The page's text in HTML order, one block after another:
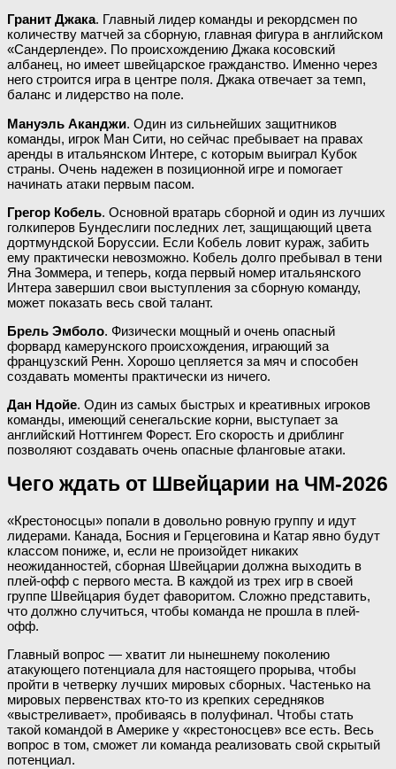
Гранит Джака. Главный лидер команды и рекордсмен по
количеству матчей за сборную, главная фигура в английском
«Сандерленде». По происхождению Джака косовский
албанец, но имеет швейцарское гражданство. Именно через
него строится игра в центре поля. Джака отвечает за темп,
баланс и лидерство на поле.
Мануэль Аканджи. Один из сильнейших защитников
команды, игрок Ман Сити, но сейчас пребывает на правах
аренды в итальянском Интере, с которым выиграл Кубок
страны. Очень надежен в позиционной игре и помогает
начинать атаки первым пасом.
Грегор Кобель. Основной вратарь сборной и один из лучших
голкиперов Бундеслиги последних лет, защищающий цвета
дортмундской Боруссии. Если Кобель ловит кураж, забить
ему практически невозможно. Кобель долго пребывал в тени
Яна Зоммера, и теперь, когда первый номер итальянского
Интера завершил свои выступления за сборную команду,
может показать весь свой талант.
Брель Эмболо. Физически мощный и очень опасный
форвард камерунского происхождения, играющий за
французский Ренн. Хорошо цепляется за мяч и способен
создавать моменты практически из ничего.
Дан Ндойе. Один из самых быстрых и креативных игроков
команды, имеющий сенегальские корни, выступает за
английский Ноттингем Форест. Его скорость и дриблинг
позволяют создавать очень опасные фланговые атаки.
Чего ждать от Швейцарии на ЧМ-2026
«Крестоносцы» попали в довольно ровную группу и идут
лидерами. Канада, Босния и Герцеговина и Катар явно будут
классом пониже, и, если не произойдет никаких
неожиданностей, сборная Швейцарии должна выходить в
плей-офф с первого места. В каждой из трех игр в своей
группе Швейцария будет фаворитом. Сложно представить,
что должно случиться, чтобы команда не прошла в плей-
офф.
Главный вопрос — хватит ли нынешнему поколению
атакующего потенциала для настоящего прорыва, чтобы
пройти в четверку лучших мировых сборных. Частенько на
мировых первенствах кто-то из крепких середняков
«выстреливает», пробиваясь в полуфинал. Чтобы стать
такой командой в Америке у «крестоносцев» все есть. Весь
вопрос в том, сможет ли команда реализовать свой скрытый
потенциал.